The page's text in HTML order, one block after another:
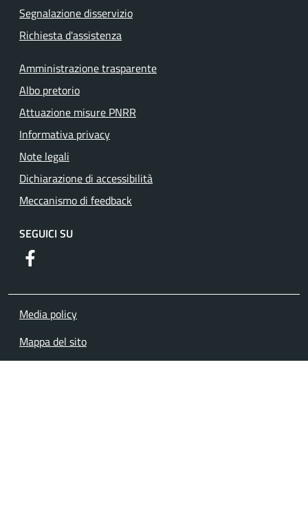
Segnalazione disservizio
Richiesta d'assistenza
Amministrazione trasparente
Albo pretorio
Attuazione misure PNRR
Informativa privacy
Note legali
Dichiarazione di accessibilità
Meccanismo di feedback
SEGUICI SU
Media policy
Mappa del sito